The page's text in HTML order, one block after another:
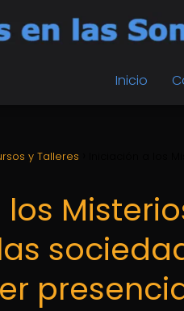
Inicio
y Talleres